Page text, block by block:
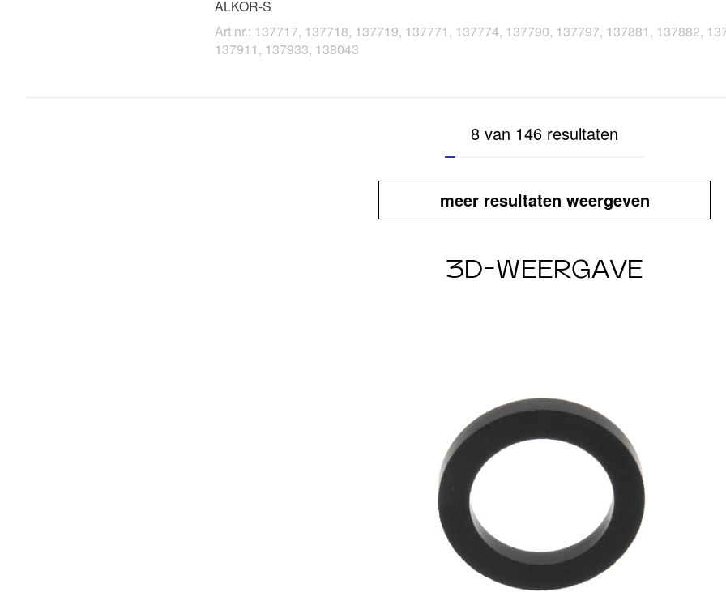
ALKOR-S
Art.nr.: 137717, 137718, 137719, 137771, 137774, 137790, 137797, 137881, 137882,
137911, 137933, 138043
8 van 146 resultaten
meer resultaten weergeven
3D-WEERGAVE